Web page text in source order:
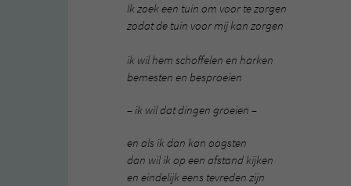
Ik zoek een tuin om voor te zorgen
zodat de tuin voor mij kan zorgen
ik wil hem schoffelen en harken
bemesten en besproeien
– ik wil dat dingen groeien –
en als ik dan kan oogsten
dan wil ik op een afstand kijken
en eindelijk eens tevreden zijn